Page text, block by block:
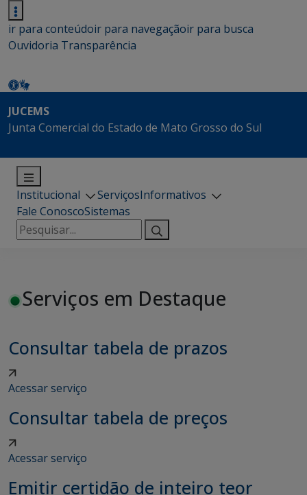
ir para conteúdoir para navegaçãoir para busca
Ouvidoria Transparência
JUCEMS
Junta Comercial do Estado de Mato Grosso do Sul
Institucional ServiçosInformativos
Fale ConoscoSistemas
Pesquisar
por:
Serviços em Destaque
Consultar tabela de prazos
Acessar serviço
Consultar tabela de preços
Acessar serviço
Emitir certidão de inteiro teor